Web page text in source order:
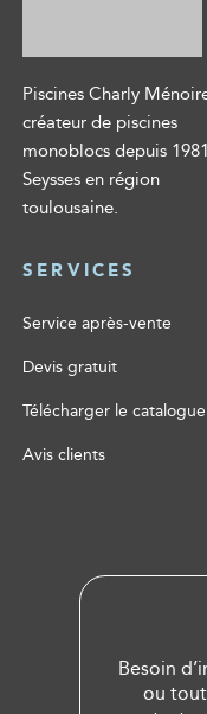
Piscines Charly
créateur de piscines
monoblocs depuis
Seysses en région
toulousaine.
SERVICES
Service après-vente
Devis gratuit
Télécharger le catalogue
Avis clients
Besoin
ou